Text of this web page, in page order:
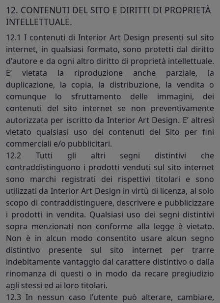
12. CONTENUTI DEL SITO E DIRITTI DI PROPRIETÀ
INTELLETTUALE.
12.1 I contenuti di Interior Art Design presenti sul sito
internet, in qualsiasi formato, sono protetti dal diritto
d'autore e da ogni altro diritto di proprietà intellettuale.
E’ vietata la riproduzione anche parziale, la
duplicazione, la copia, la distribuzione, la vendita o
comunque lo sfruttamento delle immagini, dei
contenuti del sito internet se non preventivamente
autorizzata per iscritto da Interior Art Design. E’ altresì
vietato qualsiasi uso dei contenuti del Sito per fini
commerciali e/o pubblicitari.
12.2 Tutti gli altri segni distintivi che
contraddistinguono i prodotti venduti sul sito internet
sono marchi registrati dei rispettivi titolari e sono
utilizzati da Interior Art Design in virtù di licenza, al solo
scopo di contraddistinguere, descrivere e pubblicizzare
i prodotti in vendita. Qualsiasi uso dei segni distintivi
sopra menzionati non conforme alla legge è vietato.
Non è in alcun modo consentito usare alcun segno
distintivo presente sul sito internet per trarre
indebitamente vantaggio dal carattere distintivo o dalla
rinomanza di questi o in modo da recare pregiudizio
agli stessi ed ai loro titolari.
12.3 In nessun caso l’utente può alterare, cambiare,